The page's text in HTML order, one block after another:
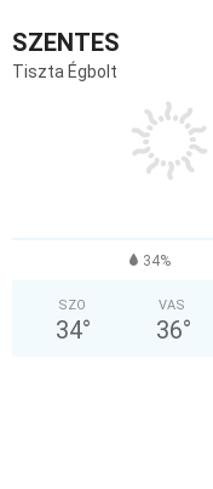
SZENTES
Tiszta Égbolt
34%
SZO
34°
VAS
36°